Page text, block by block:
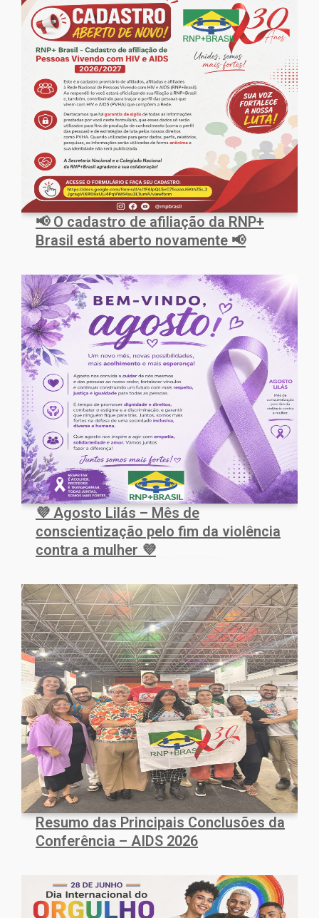
📢 O cadastro de afiliação da RNP+
Brasil está aberto novamente 📢
💜 Agosto Lilás – Mês de
conscientização pelo fim da violência
contra a mulher 💜
Resumo das Principais Conclusões da
Conferência – AIDS 2026